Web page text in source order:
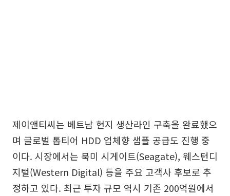
제이앤티씨는 베트남 현지 생산라인 구축을 완료했으
며 글로벌 톱티어 HDD 업체향 샘플 공급도 진행 중
이다. 시장에서는 북미 시게이트(Seagate), 웨스턴디
지털(Western Digital) 등을 주요 고객사 후보로 추
정하고 있다. 최근 투자 규모 역시 기존 200억원에서